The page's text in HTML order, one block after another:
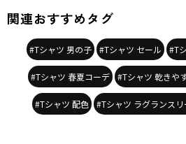
関連おすすめタグ
#Tシャツ 男の子 #Tシャツ セール #T
#Tシャツ 春夏コーデ #Tシャツ 乾きや
#Tシャツ 配色 #Tシャツ ラグランスリ